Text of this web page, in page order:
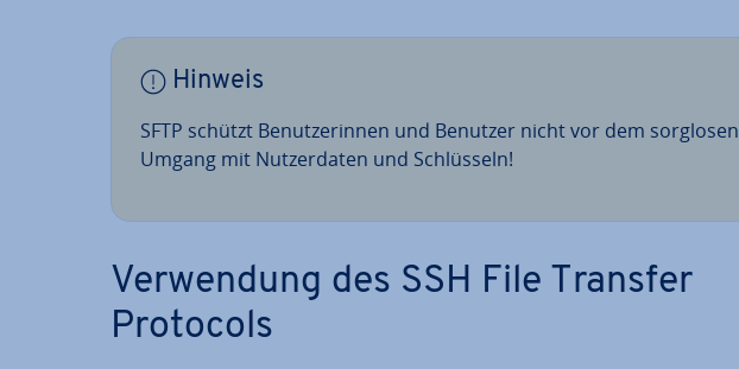
Hinweis
SFTP schützt Be­nut­ze­rin­nen und Benutzer nicht vor dem sorglosen
Umgang mit Nut­zer­da­ten und Schlüs­seln!
Ver­wen­dung des SSH File Transfer
Protocols